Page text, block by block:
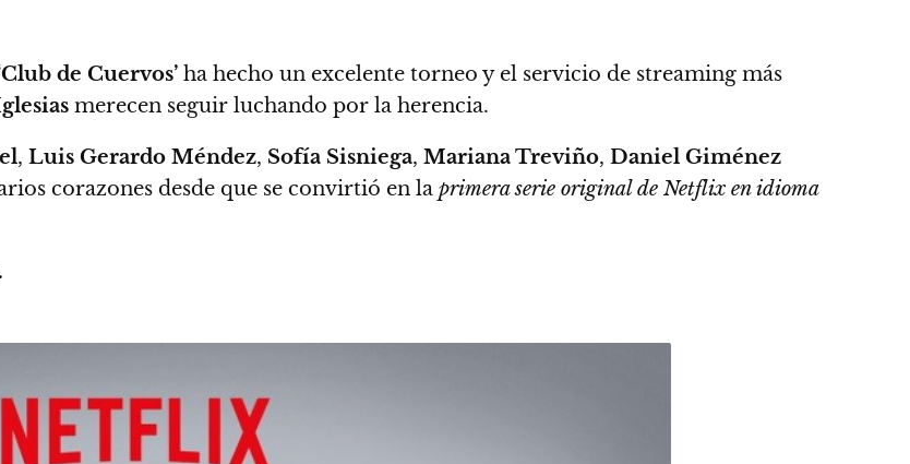
Club de Cuervos’ ha hecho un excelente torneo y el servicio de streaming más
merecen seguir luchando por la herencia.
, Luis Gerardo Méndez, Sofía Sisniega, Mariana Treviño, Daniel Giménez
corazones desde que se convirtió en la primera serie original de Netflix en idioma